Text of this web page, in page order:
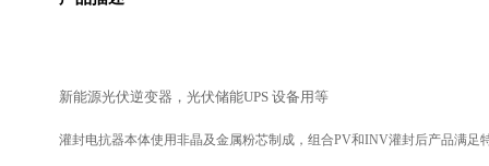
新能源光伏逆变器，光伏储能UPS 设备用等
灌封电抗器本体使用非晶及金属粉芯制成，组合PV和INV灌封后产品满足